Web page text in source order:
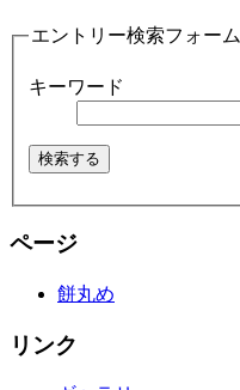
エントリー検索フォーム
キーワード
ページ
餅丸め
リンク